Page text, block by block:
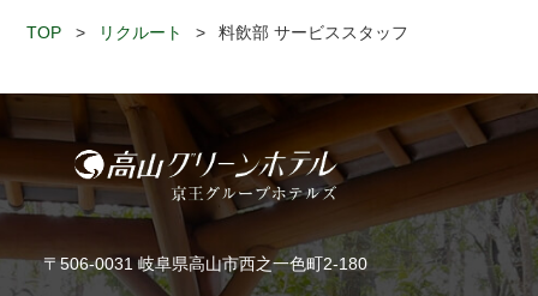
TOP > リクルート > 料飲部 サービススタッフ
〒506-0031 岐阜県高山市西之一色町2-180